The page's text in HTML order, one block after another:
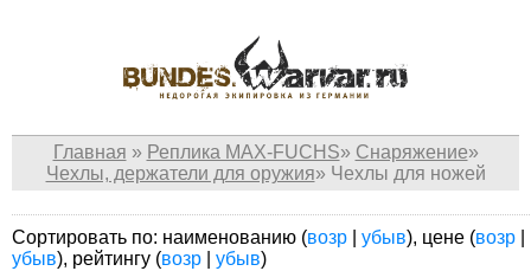
Главная » Реплика MAX-FUCHS» Снаряжение»
Чехлы, держатели для оружия» Чехлы для ножей
Сортировать по: наименованию (возр убыв), цене (возр
убыв), рейтингу (возр убыв)